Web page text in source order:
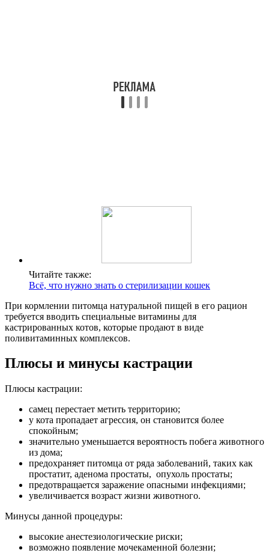
Читайте также:
Всё, что нужно знать о стерилизации кошек
При кормлении питомца натуральной пищей в его рацион
требуется вводить специальные витамины для
кастрированных котов, которые продают в виде
поливитаминных комплексов.
Плюсы и минусы кастрации
Плюсы кастрации:
самец перестает метить территорию;
у кота пропадает агрессия, он становится более
спокойным;
значительно уменьшается вероятность побега животного
из дома;
предохраняет питомца от ряда заболеваний, таких как
простатит, аденома простаты, опухоль простаты;
предотвращается заражение опасными инфекциями;
увеличивается возраст жизни животного.
Минусы данной процедуры:
высокие анестезиологические риски;
возможно появление мочекаменной болезни;